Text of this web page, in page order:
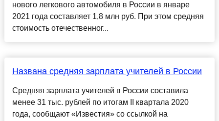
нового легкового автомобиля в России в январе
2021 года составляет 1,8 млн руб. При этом средняя
стоимость отечественног...
Названа средняя зарплата учителей в России
Средняя зарплата учителей в России составила
менее 31 тыс. рублей по итогам II квартала 2020
года, сообщают «Известия» со ссылкой на